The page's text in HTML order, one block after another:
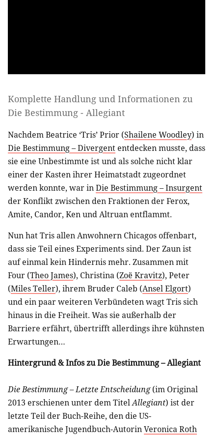
Komplette Handlung und Informationen zu
Die Bestimmung - Allegiant
Nachdem Beatrice ‘Tris’ Prior (Shailene Woodley) in
Die Bestimmung – Divergent entdecken musste, dass
sie eine Unbestimmte ist und als solche nicht klar
einer der Kasten ihrer Heimatstadt zugeordnet
werden konnte, war inDie Bestimmung – Insurgent
der Konflikt zwischen den Fraktionen der Ferox,
Amite, Candor, Ken und Altruan entflammt.
Nun hat Tris allen Anwohnern Chicagos offenbart,
dass sie Teil eines Experiments sind. Der Zaun ist
auf einmal kein Hindernis mehr. Zusammen mit
Four (Theo James), Christina (Zoë Kravitz), Peter
(Miles Teller), ihrem Bruder Caleb (Ansel Elgort)
und ein paar weiteren Verbündeten wagt Tris sich
hinaus in die Freiheit. Was sie außerhalb der
Barriere erfährt, übertrifft allerdings ihre kühnsten
Erwartungen…
Hintergrund & Infos zu Die Bestimmung – Allegiant
Die Bestimmung – Letzte Entscheidung(im Original
2013 erschienen unter dem TitelAllegiant) ist der
letzte Teil der Buch-Reihe, den die US-
amerikanische Jugendbuch-AutorinVeronica Roth